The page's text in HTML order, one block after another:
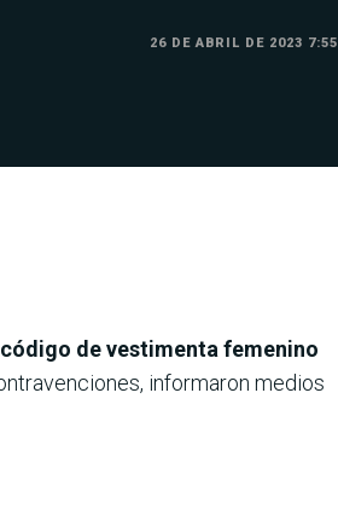
26 DE ABRIL DE 2023 7:55
de vestimenta femenino
informaron medios